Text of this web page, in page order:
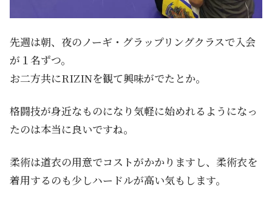
先週は朝、夜のノーギ・グラップリングクラスで入会
が１名ずつ。
お二方共にRIZINを観て興味がでたとか。
格闘技が身近なものになり気軽に始めれるようになっ
たのは本当に良いですね。
柔術は道衣の用意でコストがかかりますし、柔術衣を
着用するのも少しハードルが高い気もします。